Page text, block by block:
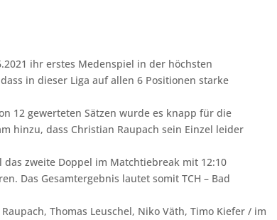
ihr erstes Medenspiel in der höchsten
in dieser Liga auf allen 6 Positionen starke
12 gewerteten Sätzen wurde es knapp für die
hinzu, dass Christian Raupach sein Einzel leider
das zweite Doppel im Matchtiebreak mit 12:10
Das Gesamtergebnis lautet somit TCH – Bad
Thomas Leuschel, Niko Väth, Timo Kiefer / im